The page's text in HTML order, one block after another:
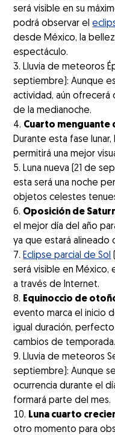
será visible en su
podrá observar el
desde México, la
espectáculo.
Lluvia de meteoros
septiembre): Aunque
actividad, aún
de la medianoche.
Cuarto menguante
Durante esta fase
permitirá una mejor
Luna nueva (21 de
esta será una noche
objetos celestes
Oposición de
el mejor día del año
ya que estará alineado
Eclipse parcial de Sol
será visible en México,
a través de Internet.
Equinoccio de
evento marca el inicio
igual duración,
cambios de temporada.
Lluvia de meteoros
septiembre): Aunque
ocurrencia durante el
formará parte del mes.
Luna cuarto
otro momento para